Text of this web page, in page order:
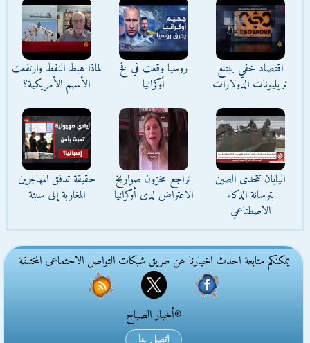
اقتصاد خفي يبتلع
تريليونات الدولارات
روسيا وقعت في فخ
أوكرانيا
لماذا هبط النفط وارتفعت
الأسهم الأمريكية؟
اليابان تتحدى الصين
بترسانة الذكاء
الاصطناعي
تراجع مخزون صواريخ
الاعتراض لدى أوكرانيا
حقيقة تدفق المهاجرين
المغاربة إلى سبتة
يمكنكم متابعة احدث اخبارنا عن طريق شبكات التواصل الاجتماعى المختلفة
®أخبار الصباح